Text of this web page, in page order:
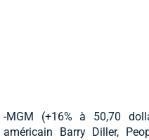
-MGM (+16% à 50,70
américain Barry Diller,